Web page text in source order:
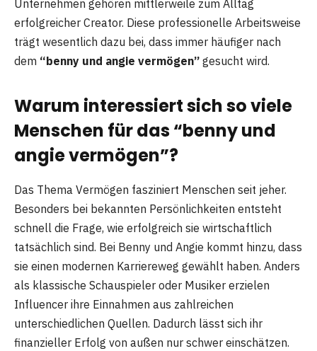
Unternehmen gehören mittlerweile zum Alltag
erfolgreicher Creator. Diese professionelle Arbeitsweise
trägt wesentlich dazu bei, dass immer häufiger nach
dem “benny und angie vermögen” gesucht wird.
Warum interessiert sich so viele
Menschen für das “benny und
angie vermögen”?
Das Thema Vermögen fasziniert Menschen seit jeher.
Besonders bei bekannten Persönlichkeiten entsteht
schnell die Frage, wie erfolgreich sie wirtschaftlich
tatsächlich sind. Bei Benny und Angie kommt hinzu, dass
sie einen modernen Karriereweg gewählt haben. Anders
als klassische Schauspieler oder Musiker erzielen
Influencer ihre Einnahmen aus zahlreichen
unterschiedlichen Quellen. Dadurch lässt sich ihr
finanzieller Erfolg von außen nur schwer einschätzen.